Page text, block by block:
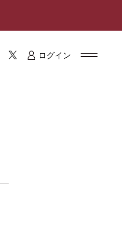
ログイン